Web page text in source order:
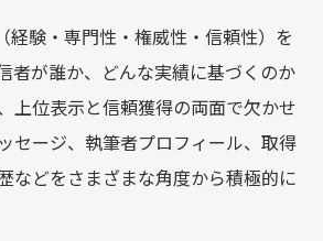
経験・専門性・権威性・信頼性）を
者が誰か、どんな実績に基づくのか
上位表示と信頼獲得の両面で欠かせ
セージ、執筆者プロフィール、取得
などをさまざまな角度から積極的に